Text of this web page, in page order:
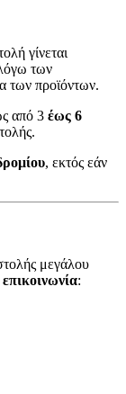
γίνεται
των
των προϊόντων.
από 3 έως 6
, εκτός εάν
μεγάλου
: